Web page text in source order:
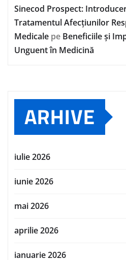
Sinecod Prospect:
Tratamentul Afecțiunilor
Medicale pe Beneficiile și
Unguent în Medicină
ARHIVE
iulie 2026
iunie 2026
mai 2026
aprilie 2026
ianuarie 2026